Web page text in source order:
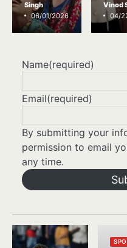
Singh
06/01/2026
Vinod
04/
Name(required)
Email(required)
By submitting your
permission to email
any time.